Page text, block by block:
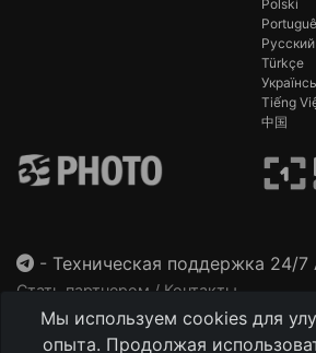
Мы используем cookies для
опыта. Продолжая
Polski
Русский
Türkçe
Tiếng
中国
- Техническая поддержка 24/7
Стать партнером / Контакты
This site is protected by reCAPTCHA and the
Terms of Service